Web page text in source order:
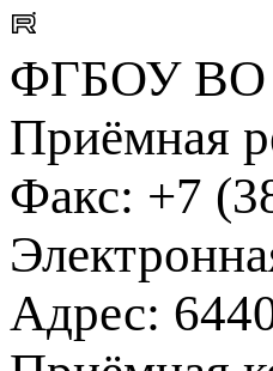
ФГБОУ ВО
Приёмная
Факс: +7
Адрес: